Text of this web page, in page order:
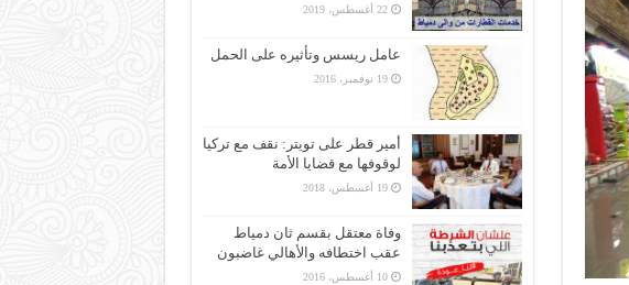
22 أغسطس، 2019
عامل ريسس وتأثيره على الحمل
19 نوفمبر، 2016
أمير قطر على تويتر: نقف مع تركيا
لوقوفها مع قضايا الأمة
19 أغسطس، 2018
وفاة معتقل بقسم ثان دمياط
عقب اختطافه والأهالي غاضبون
10 أغسطس، 2016